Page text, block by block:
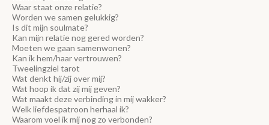
Waar staat onze relatie?
Worden we samen gelukkig?
Is dit mijn soulmate?
Kan mijn relatie nog gered worden?
Moeten we gaan samenwonen?
Kan ik hem/haar vertrouwen?
Tweelingziel tarot
Wat denkt hij/zij over mij?
Wat hoop ik dat zij mij geven?
Wat maakt deze verbinding in mij wakker?
Welk liefdespatroon herhaal ik?
Waarom voel ik mij nog zo verbonden?